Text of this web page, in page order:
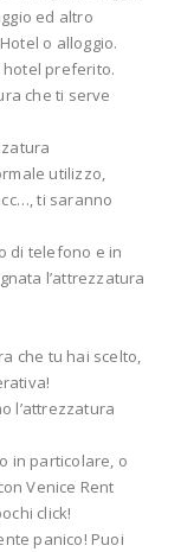
ed altro
o alloggio.
hotel preferito.
che ti serve
utilizzo,
ti saranno
di telefono e in
l’attrezzatura
che tu hai scelto,
l’attrezzatura
in particolare, o
Venice Rent
click!
panico! Puoi